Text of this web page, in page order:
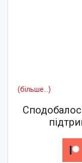
(більше…)